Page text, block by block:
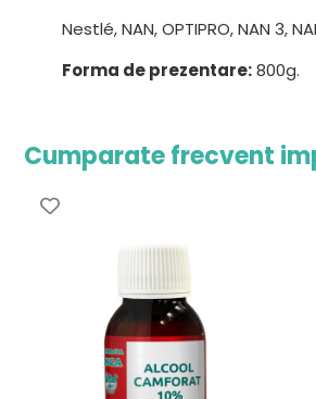
Nestlé, NAN, OPTIPRO, NAN 3,
Forma de prezentare:800g.
Cumparate frecvent